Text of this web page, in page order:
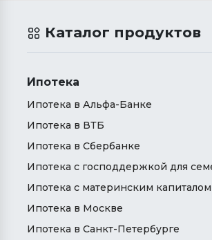
Каталог продуктов
Ипотека
Ипотека в Альфа-Банке
Ипотека в ВТБ
Ипотека в Сбербанке
Ипотека с господдержкой для
Ипотека с материнским капиталом
Ипотека в Москве
Ипотека в Санкт-Петербурге